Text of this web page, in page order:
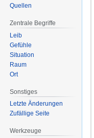
Quellen
Zentrale Begriffe
Leib
Gefühle
Situation
Raum
Ort
Sonstiges
Letzte Änderungen
Zufällige Seite
Werkzeuge